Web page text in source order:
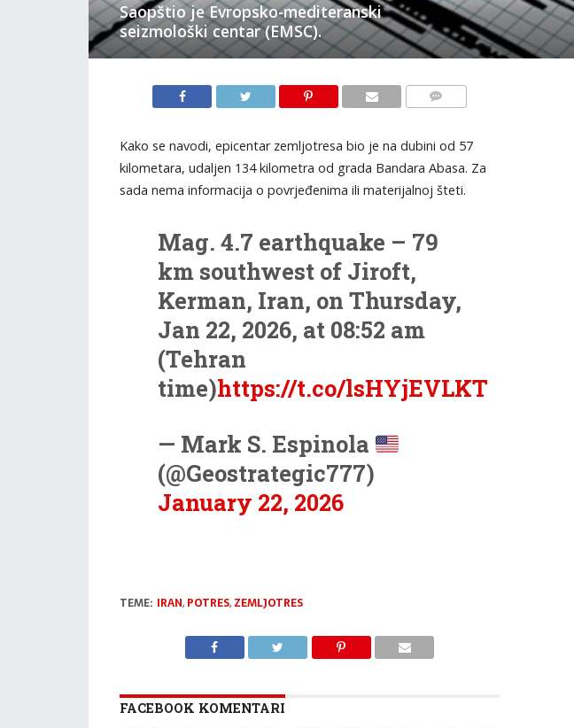
Saopštio je Evropsko-mediteranski
seizmološki centar (EMSC).
Kako se navodi, epicentar zemljotresa bio je na dubini od 57
kilometara, udaljen 134 kilometra od grada Bandara Abasa. Za
sada nema informacija o povrjeđenima ili materijalnoj šteti.
Mag. 4.7 earthquake – 79
km southwest of Jiroft,
Kerman, Iran, on Thursday,
Jan 22, 2026, at 08:52 am
(Tehran
time)https://t.co/lsHYjEVLKT
— Mark S. Espinola
(@Geostrategic777)
January 22, 2026
TEME: IRAN, POTRES, ZEMLJOTRES
FACEBOOK KOMENTARI